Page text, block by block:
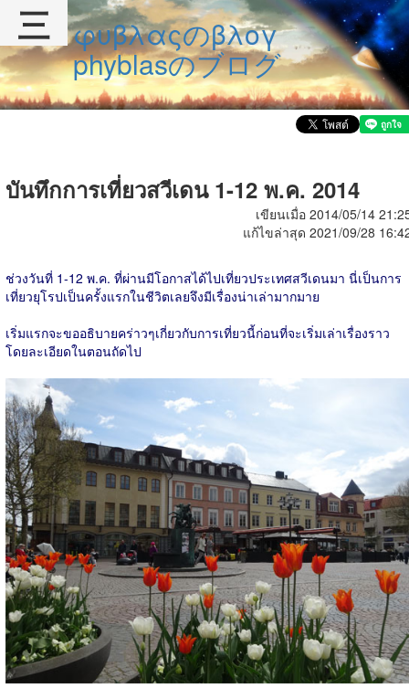
φυβλαςのβλογ
phyblasのブログ
บันทึกการเที่ยวสวีเดน 1-12 พ.ค. 2014
เขียนเมื่อ 2014/05/14
แก้ไขล่าสุด 2021/09/28
ช่วงวันที่ 1-12 พ.ค. ที่ผ่านมีโอกาสได้ไปเที่ยวประเทศสวีเดนมา นี่เป็นการ
เที่ยวยุโรปเป็นครั้งแรกในชีวิตเลยจึงมีเรื่องน่าเล่ามากมาย
เริ่มแรกจะขออธิบายคร่าวๆเกี่ยวกับการเที่ยวนี้ก่อนที่จะเริ่มเล่าเรื่องราว
โดยละเอียดในตอนถัดไป
三